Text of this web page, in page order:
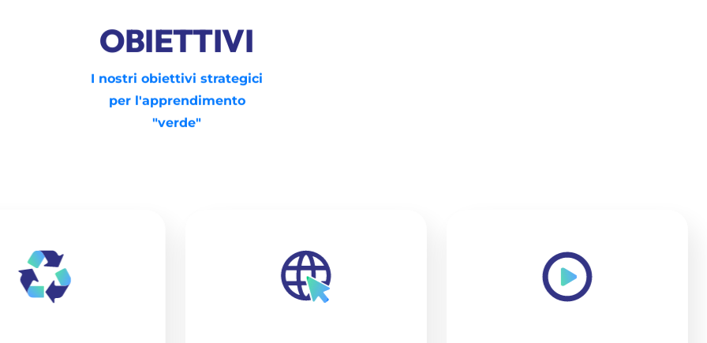
OBIETTIVI
I nostri obiettivi strategici
per l'apprendimento
"verde"